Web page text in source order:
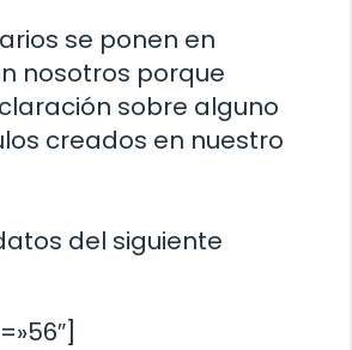
se ponen en
nosotros porque
sobre alguno
creados en nuestro
del siguiente